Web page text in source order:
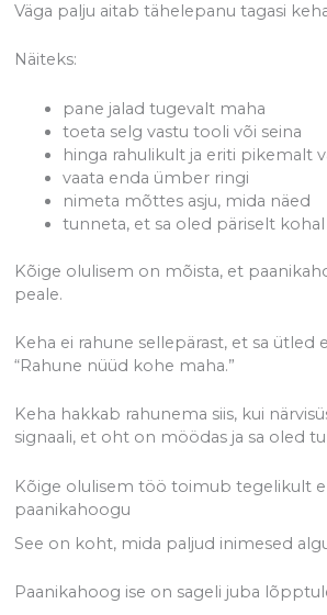
Väga palju aitab tähelepanu tagasi
Näiteks:
pane jalad tugevalt maha
toeta selg vastu tooli või seina
hinga rahulikult ja eriti pikemalt
vaata enda ümber ringi
nimeta mõttes asju, mida näed
tunneta, et sa oled päriselt
Kõige olulisem on mõista, et
peale.
Keha ei rahune sellepärast, et sa ütled
“Rahune nüüd kohe maha.”
Keha hakkab rahunema siis, kui
signaali, et oht on möödas ja sa oled
Kõige olulisem töö toimub tegelikult
paanikahoogu
See on koht, mida paljud inimesed
Paanikahoog ise on sageli juba